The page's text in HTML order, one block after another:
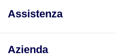
Assistenza
Azienda